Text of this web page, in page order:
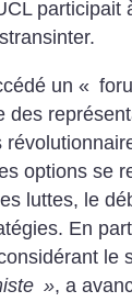
participait
un «
des
options se
luttes, le
En
le
», a